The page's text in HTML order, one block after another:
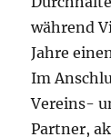
während
Jahre
Im
Vereins-
Partner,